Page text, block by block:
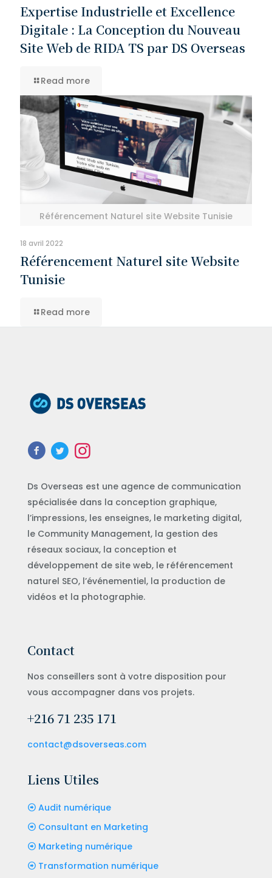
Expertise Industrielle et Excellence
Digitale : La Conception du Nouveau
Site Web de RIDA TS par DS Overseas
Read more
Référencement Naturel site Website Tunisie
18 avril 2022
Référencement Naturel site Website
Tunisie
Read more
Ds Overseas est une agence de communication
spécialisée dans la conception graphique,
l’impressions, les enseignes, le marketing digital,
le Community Management, la gestion des
réseaux sociaux, la conception et
développement de site web, le référencement
naturel SEO, l’événementiel, la production de
vidéos et la photographie.
Contact
Nos conseillers sont à votre disposition pour
vous accompagner dans vos projets.
+216 71 235 171
contact@dsoverseas.com
Liens Utiles
Audit numérique
Consultant en Marketing
Marketing numérique
Transformation numérique